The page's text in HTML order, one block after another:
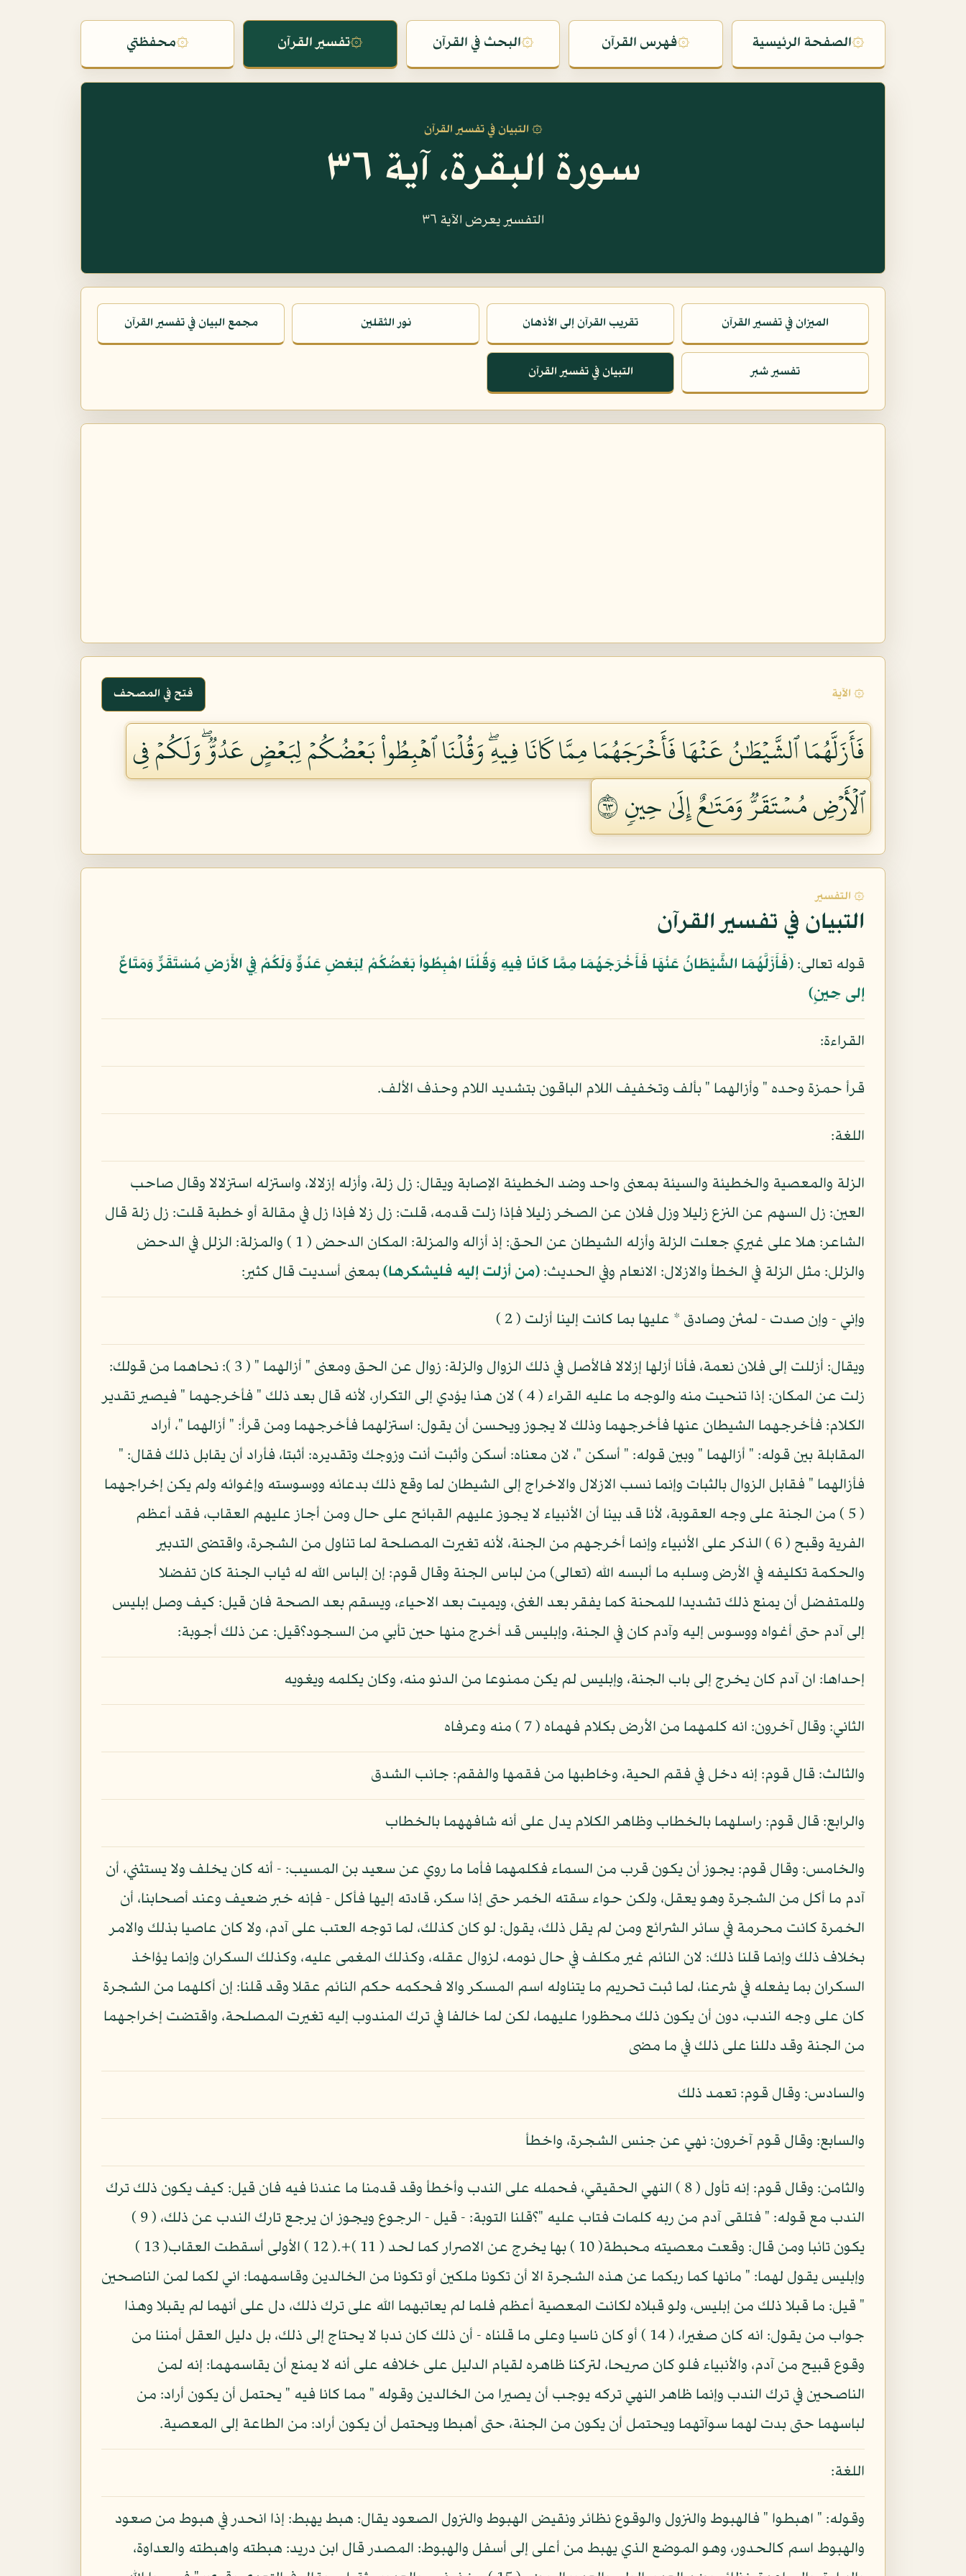
۞الصفحة الرئيسية ۞فهرس القرآن ۞البحث في القرآن ۞تفسير القرآن ۞محفظتي
۞ التبيان في تفسير القرآن
سورة البقرة، آية ٣٦
التفسير يعرض الآية ٣٦
الميزان في تفسير القرآن تقريب القرآن إلى الأذهان نور الثقلين مجمع البيان في تفسير القرآن
تفسير شبر التبيان في تفسير القرآن
۞ الآية فتح في المصحف
فَأَزَلَّهُمَا ٱلشَّيۡطَٰنُ عَنۡهَا فَأَخۡرَجَهُمَا مِمَّا كَانَا فِيهِۖ وَقُلۡنَا ٱهۡبِطُواْ بَعۡضُكُمۡ لِبَعۡضٍ عَدُوّٞۖ وَلَكُمۡ فِي
ٱلۡأَرۡضِ مُسۡتَقَرّٞ وَمَتَٰعٌ إِلَىٰ حِينٖ ٣٦
۞ التفسير
التبيان في تفسير القرآن
قوله تعالى: ﴿فَأَزَلَّهُمَا الشَّيْطَانُ عَنْهَا فَأَخْرَجَهُمَا مِمَّا كَانَا فِيهِ وَقُلْنَا اهْبِطُواْ بَعْضُكُمْ لِبَعْضٍ عَدُوٌّ وَلَكُمْ فِي الأَرْضِ مُسْتَقَرٌّ وَمَتَاعٌ
إلى حِينٍ﴾
القراءة:
قرأ حمزة وحده " وأزالهما " بألف وتخفيف اللام الباقون بتشديد اللام وحذف الألف.
اللغة:
الزلة والمعصية والخطيئة والسيئة بمعنى واحد وضد الخطيئة الإصابة ويقال: زل زلة، وأزله إزلالا، واستزله استزلالا وقال صاحب
العين: زل السهم عن النزع زليلا وزل فلان عن الصخر زليلا فإذا زلت قدمه، قلت: زل زلا فإذا زل في مقالة أو خطبة قلت: زل زلة قال
الشاعر: هلا على غيري جعلت الزلة وأزله الشيطان عن الحق: إذ أزاله والمزلة: المكان الدحض ( 1 ) والمزلة: الزلل في الدحض
والزلل: مثل الزلة في الخطأ والازلال: الانعام وفي الحديث: (من أزلت إليه فليشكرها)بمعنى أسديت قال كثير:
وإني - وإن صدت - لمثن وصادق * عليها بما كانت إلينا أزلت ( 2 )
ويقال: أزللت إلى فلان نعمة، فأنا أزلها إزلالا فالأصل في ذلك الزوال والزلة: زوال عن الحق ومعنى " أزالهما " ( 3 ): نحاهما من قولك:
زلت عن المكان: إذا تنحيت منه والوجه ما عليه القراء ( 4 ) لان هذا يؤدي إلى التكرار، لأنه قال بعد ذلك " فأخرجهما " فيصير تقدير
الكلام: فأخرجهما الشيطان عنها فأخرجهما وذلك لا يجوز ويحسن أن يقول: استزلهما فأخرجهما ومن قرأ: " أزالهما "، أراد
المقابلة بين قوله: " أزالهما " وبين قوله: " أسكن "، لان معناه: أسكن وأثبت أنت وزوجك وتقديره: أثبتا، فأراد أن يقابل ذلك فقال: "
فأزالهما " فقابل الزوال بالثبات وإنما نسب الازلال والاخراج إلى الشيطان لما وقع ذلك بدعائه ووسوسته وإغوائه ولم يكن إخراجهما
( 5 ) من الجنة على وجه العقوبة، لأنا قد بينا أن الأنبياء لا يجوز عليهم القبائح على حال ومن أجاز عليهم العقاب، فقد أعظم
الفرية وقبح ( 6 ) الذكر على الأنبياء وإنما أخرجهم من الجنة، لأنه تغيرت المصلحة لما تناول من الشجرة، واقتضى التدبير
والحكمة تكليفه في الأرض وسلبه ما ألبسه الله (تعالى) من لباس الجنة وقال قوم: إن إلباس الله له ثياب الجنة كان تفضلا
وللمتفضل أن يمنع ذلك تشديدا للمحنة كما يفقر بعد الغنى، ويميت بعد الاحياء، ويسقم بعد الصحة فان قيل: كيف وصل إبليس
إلى آدم حتى أغواه ووسوس إليه وآدم كان في الجنة، وإبليس قد أخرج منها حين تأبي من السجود؟قيل: عن ذلك أجوبة:
إحداها: ان آدم كان يخرج إلى باب الجنة، وإبليس لم يكن ممنوعا من الدنو منه، وكان يكلمه ويغويه
الثاني: وقال آخرون: انه كلمهما من الأرض بكلام فهماه ( 7 ) منه وعرفاه
والثالث: قال قوم: إنه دخل في فقم الحية، وخاطبها من فقمها والفقم: جانب الشدق
والرابع: قال قوم: راسلهما بالخطاب وظاهر الكلام يدل على أنه شافههما بالخطاب
والخامس: وقال قوم: يجوز أن يكون قرب من السماء فكلمهما فأما ما روي عن سعيد بن المسيب: - أنه كان يخلف ولا يستثني، أن
آدم ما أكل من الشجرة وهو يعقل، ولكن حواء سقته الخمر حتى إذا سكر، قادته إليها فأكل - فإنه خبر ضعيف وعند أصحابنا، أن
الخمرة كانت محرمة في سائر الشرائع ومن لم يقل ذلك، يقول: لو كان كذلك، لما توجه العتب على آدم، ولا كان عاصيا بذلك والامر
بخلاف ذلك وإنما قلنا ذلك: لان النائم غير مكلف في حال نومه، لزوال عقله، وكذلك المغمى عليه، وكذلك السكران وإنما يؤاخذ
السكران بما يفعله في شرعنا، لما ثبت تحريم ما يتناوله اسم المسكر والا فحكمه حكم النائم عقلا وقد قلنا: إن أكلهما من الشجرة
كان على وجه الندب، دون أن يكون ذلك محظورا عليهما، لكن لما خالفا في ترك المندوب إليه تغيرت المصلحة، واقتضت إخراجهما
من الجنة وقد دللنا على ذلك في ما مضى
والسادس: وقال قوم: تعمد ذلك
والسابع: وقال قوم آخرون: نهي عن جنس الشجرة، واخطأ
والثامن: وقال قوم: إنه تأول ( 8 ) النهي الحقيقي، فحمله على الندب وأخطأ وقد قدمنا ما عندنا فيه فان قيل: كيف يكون ذلك ترك
الندب مع قوله: " فتلقى آدم من ربه كلمات فتاب عليه "؟قلنا التوبة: - قيل - الرجوع ويجوز ان يرجع تارك الندب عن ذلك، ( 9 )
يكون تائبا ومن قال: وقعت معصيته محبطة( 10 ) بها يخرج عن الاصرار كما لحد ( 11 )+.( 12 ) الأولى أسقطت العقاب( 13 )
وإبليس يقول لهما: " مانها كما ربكما عن هذه الشجرة الا أن تكونا ملكين أو تكونا من الخالدين وقاسمهما: اني لكما لمن الناصحين
" قيل: ما قبلا ذلك من إبليس، ولو قبلاه لكانت المعصية أعظم فلما لم يعاتبهما الله على ترك ذلك، دل على أنهما لم يقبلا وهذا
جواب من يقول: انه كان صغيرا، ( 14 ) أو كان ناسيا وعلى ما قلناه - أن ذلك كان ندبا لا يحتاج إلى ذلك، بل دليل العقل أمننا من
وقوع قبيح من آدم، والأنبياء فلو كان صريحا، لتركنا ظاهره لقيام الدليل على خلافه على أنه لا يمنع أن يقاسمهما: إنه لمن
الناصحين في ترك الندب وإنما ظاهر النهي تركه يوجب أن يصيرا من الخالدين وقوله " مما كانا فيه " يحتمل أن يكون أراد: من
لباسهما حتى بدت لهما سوآتهما ويحتمل أن يكون من الجنة، حتى أهبطا ويحتمل أن يكون أراد: من الطاعة إلى المعصية.
اللغة:
وقوله: " اهبطوا " فالهبوط والنزول والوقوع نظائر ونقيض الهبوط والنزول الصعود يقال: هبط يهبط: إذا انحدر في هبوط من صعود
والهبوط اسم كالحدور، وهو الموضع الذي يهبط من أعلى إلى أسفل والهبوط: المصدر قال ابن دريد: هبطته واهبطته والعداوة،